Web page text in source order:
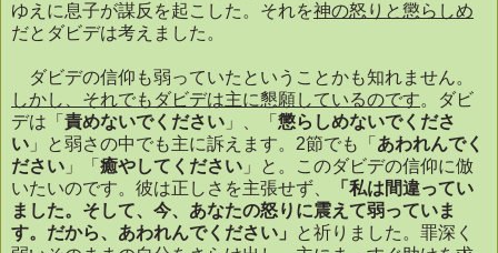
ゆえに息子が謀反を起こした。それを神の怒りと懲らしめ
だとダビデは考えました。
ダビデの信仰も弱っていたということかも知れません。
しかし、それでもダビデは主に懇願しているのです。ダビ
デは「 責めないでください 」、「 懲らしめないでくださ
い 」と弱さの中でも主に訴えます。 2節でも「 あわれんでく
ださい 」「 癒やしてください 」と。このダビデの信仰に倣
いたいのです。彼は正しさを主張せず、
「私は間違ってい
ました。そして、今、あなたの怒りに震えて弱っていま
す。だから、あわれんでください」
と祈りました。罪深く